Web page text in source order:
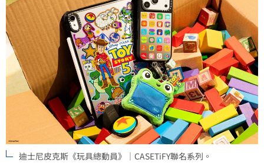
迪士尼皮克斯《玩具總動員》｜CASETiFY聯名系列。